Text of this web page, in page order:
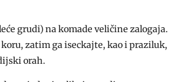
grudi) na komade veličine zalogaja.
zatim ga iseckajte, kao i praziluk,
orah.